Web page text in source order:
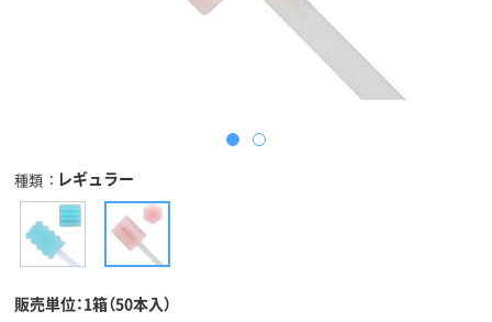
種類 レギュラー
販売単位：1箱（50本入）